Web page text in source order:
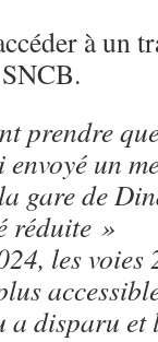
à un
prendre
un
gare de
réduite »
les voies
a disparu